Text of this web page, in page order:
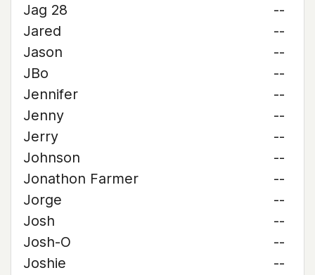
Jag 28
--
Jared
--
Jason
--
JBo
--
Jennifer
--
Jenny
--
Jerry
--
Johnson
--
Jonathon Farmer
--
Jorge
--
Josh
--
Josh-O
--
Joshie
--